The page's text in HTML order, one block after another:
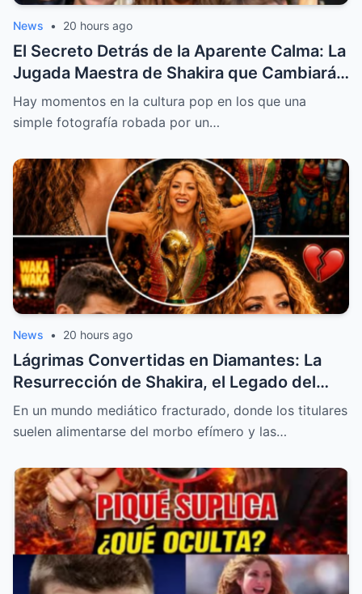
News • 20 hours ago
El Secreto Detrás de la Aparente Calma: La
Jugada Maestra de Shakira que Cambiará
la Industria Musical
Hay momentos en la cultura pop en los que una
simple fotografía robada por un…
News • 20 hours ago
Lágrimas Convertidas en Diamantes: La
Resurrección de Shakira, el Legado del
‘Waka Waka’ y la Bofetada Silenciosa a su
Pasado
En un mundo mediático fracturado, donde los titulares
suelen alimentarse del morbo efímero y las…